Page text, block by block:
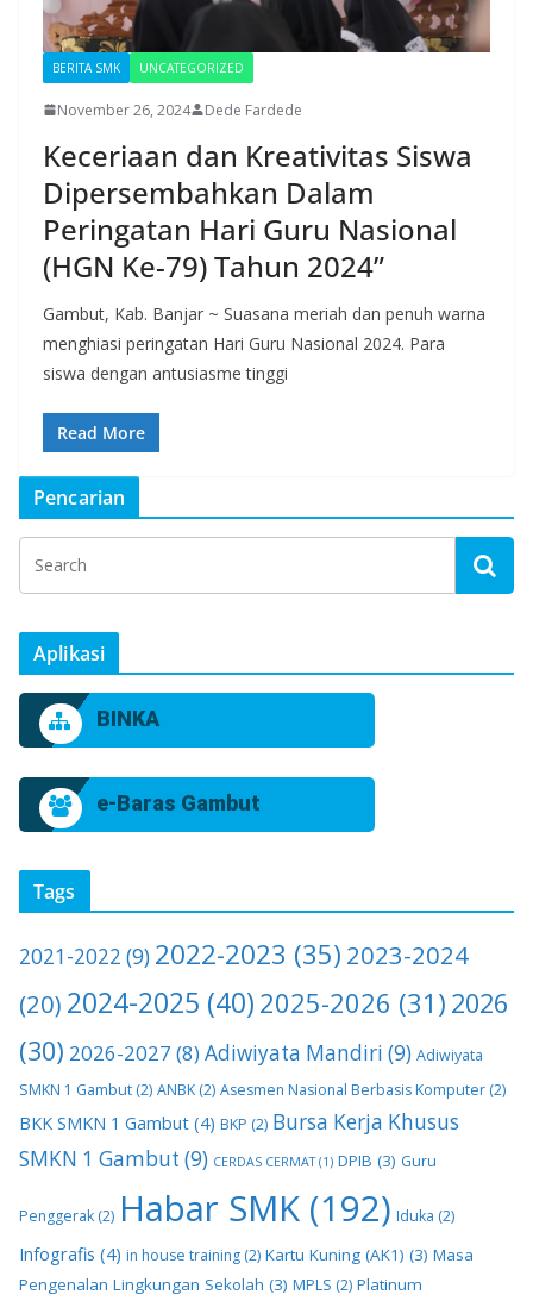
BERITA SMK UNCATEGORIZED
November 26, 2024 Dede Fardede
Keceriaan dan Kreativitas Siswa
Dipersembahkan Dalam
Peringatan Hari Guru Nasional
(HGN Ke-79) Tahun 2024”
Gambut, Kab. Banjar ~ Suasana meriah dan penuh warna
menghiasi peringatan Hari Guru Nasional 2024. Para
siswa dengan antusiasme tinggi
Read More
Pencarian
Aplikasi
BINKA
e-Baras Gambut
Tags
2021-2022 (9) 2022-2023 (35) 2023-2024
(20) 2024-2025 (40) 2025-2026 (31) 2026
(30) 2026-2027 (8) Adiwiyata Mandiri (9) Adiwiyata
SMKN 1 Gambut (2) ANBK (2) Asesmen Nasional Berbasis Komputer (2)
BKK SMKN 1 Gambut (4) BKP (2) Bursa Kerja Khusus
SMKN 1 Gambut (9) CERDAS CERMAT(1) DPIB (3) Guru
Penggerak (2) Habar SMK (192) Iduka (2)
Infografis (4) in house training (2) Kartu Kuning (AK1) (3) Masa
Pengenalan Lingkungan Sekolah (3) MPLS (2) Platinum